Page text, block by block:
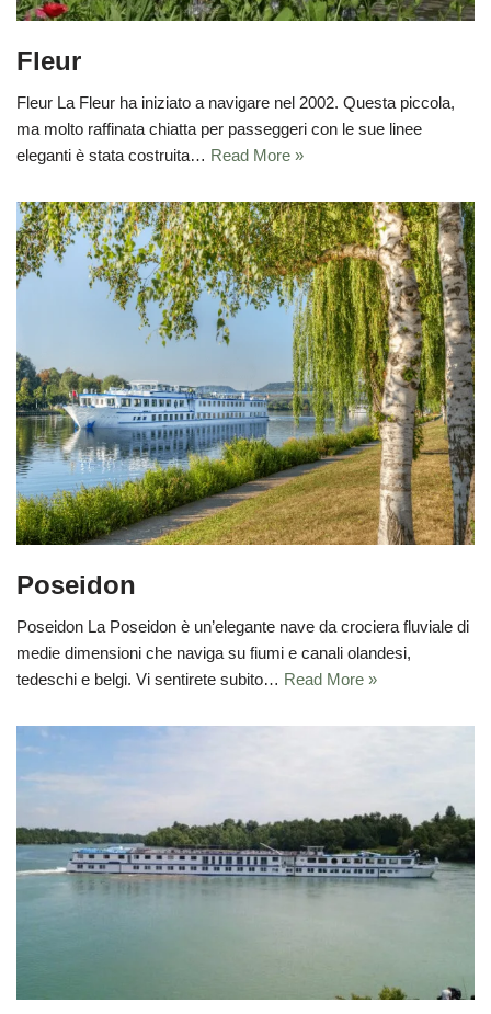
Fleur
Fleur La Fleur ha iniziato a navigare nel 2002. Questa piccola,
ma molto raffinata chiatta per passeggeri con le sue linee
eleganti è stata costruita… Read More »
Poseidon
Poseidon La Poseidon è un’elegante nave da crociera fluviale di
medie dimensioni che naviga su fiumi e canali olandesi,
tedeschi e belgi. Vi sentirete subito… Read More »